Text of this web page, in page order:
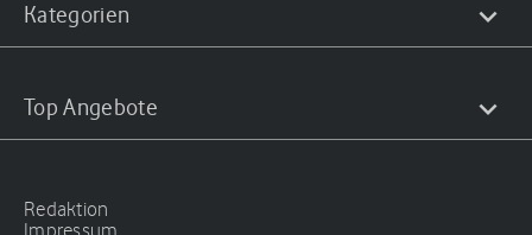
Kategorien
Top Angebote
Redaktion